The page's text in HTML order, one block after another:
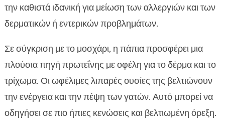
την καθιστά ιδανική για μείωση των αλλεργιών και των
δερματικών ή εντερικών προβλημάτων.
Σε σύγκριση με το μοσχάρι, η πάπια προσφέρει μια
πλούσια πηγή πρωτεΐνης με οφέλη για το δέρμα και το
τρίχωμα. Οι ωφέλιμες λιπαρές ουσίες της βελτιώνουν
την ενέργεια και την πέψη των γατών. Αυτό μπορεί να
οδηγήσει σε πιο ήπιες κενώσεις και βελτιωμένη όρεξη.